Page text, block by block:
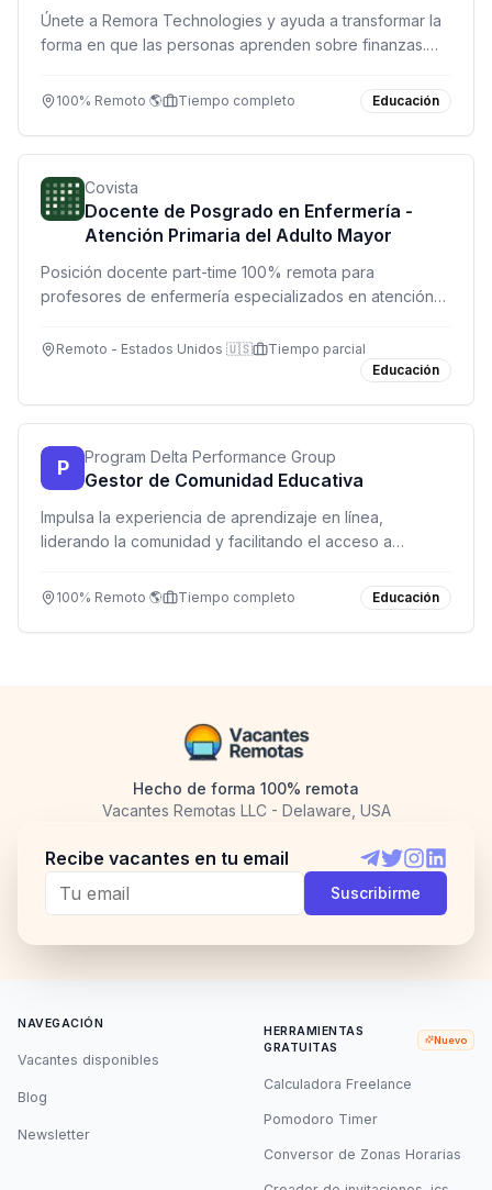
Únete a Remora Technologies y ayuda a transformar la
forma en que las personas aprenden sobre finanzas.
100% Remoto 🌎 Tiempo completo Educación
Covista
Docente de Posgrado en Enfermería -
Atención Primaria del Adulto Mayor
Posición docente part-time 100% remota para
profesores de enfermería especializados en atención
Maestría en línea con total flexibilidad.
Remoto - Estados Unidos 🇺🇸
Tiempo parcial
Educación
P Program Delta Performance Group
Gestor de Comunidad Educativa
Impulsa la experiencia de aprendizaje en línea,
liderando la comunidad y facilitando el acceso a
suplementación.
100% Remoto 🌎 Tiempo completo Educación
Hecho de forma 100% remota
Vacantes Remotas LLC - Delaware, USA
Recibe vacantes en tu email
Telegram
TwitterInstagram
Suscribirme
NAVEGACIÓN
Vacantes disponibles
Blog
Newsletter
HERRAMIENTAS
GRATUITAS
Nuevo
Calculadora Freelance
Pomodoro Timer
Conversor de Zonas Horarias